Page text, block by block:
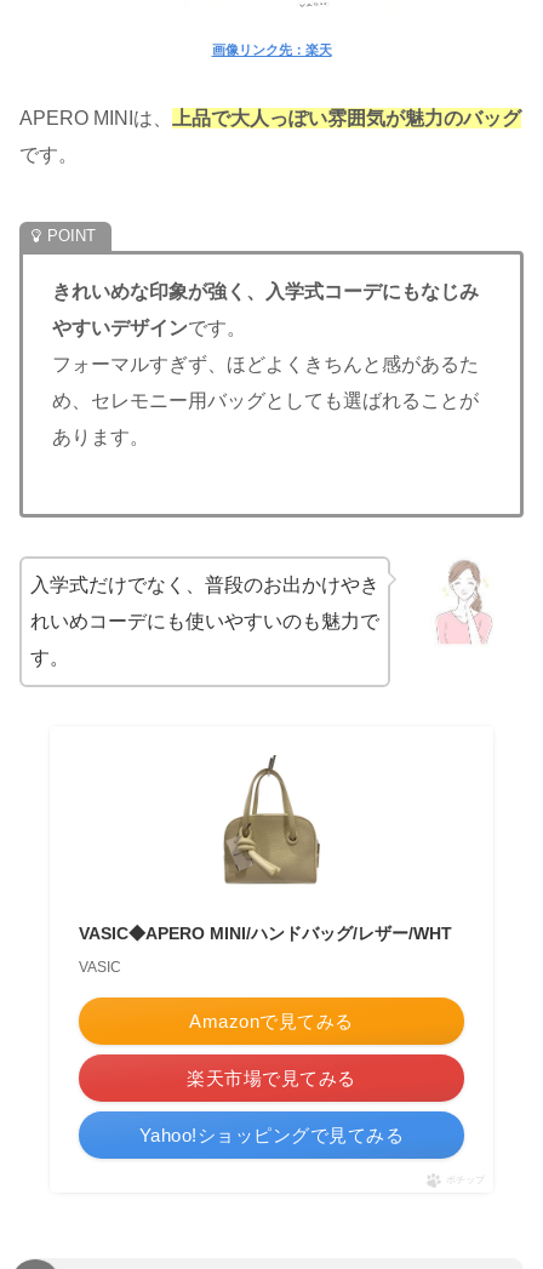
画像リンク先：楽天
APERO MINIは、
上品で大人っぽい雰囲気が魅力のバッグ
です。
きれいめな印象が強く、入学式コーデにもなじみ
やすいデザインです。
フォーマルすぎず、ほどよくきちんと感があるた
め、セレモニー用バッグとしても選ばれることが
あります。
入学式だけでなく、普段のお出かけやき
れいめコーデにも使いやすいのも魅力で
す。
VASIC◆APERO MINI/ハンドバッグ/レザー/WHT
VASIC
Amazonで見てみる
楽天市場で見てみる
Yahoo!ショッピングで見てみる
ポチップ